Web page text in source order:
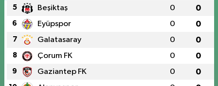
5 Beşiktaş 0 0
6 Eyüpspor 0 0
7 Galatasaray 0 0
8 Çorum FK 0 0
9 Gaziantep FK 0 0